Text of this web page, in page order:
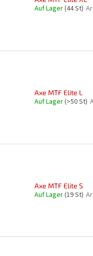
Auf Lager(44 St)
Axe MTF Elite L
Auf Lager(>50 St)
Axe MTF Elite S
Auf Lager(19 St)